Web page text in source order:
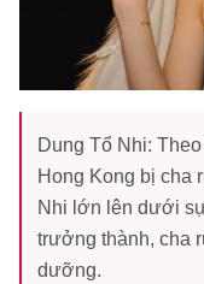
Dung Tổ Nhi:
Hong Kong bị cha
Nhi lớn lên dưới
trưởng thành, cha
dưỡng.